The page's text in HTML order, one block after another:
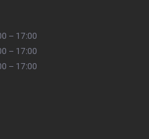
– 17:00
– 17:00
– 17:00